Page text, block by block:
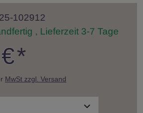
102912
, Lieferzeit 3-7 Tage
*
MwSt zzgl. Versand